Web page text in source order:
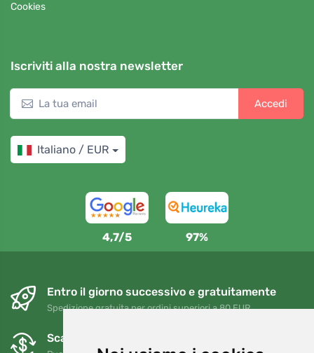
Cookies
Iscriviti alla nostra newsletter
Accedi
Italiano / EUR
4,7/5 97%
Entro il giorno successivo e gratuitamente
Spedizione gratuita per ordini superiori a 80 EUR
Scambi e resi gratuiti